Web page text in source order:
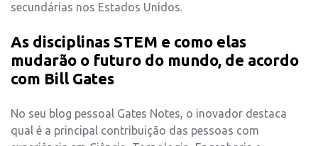
secundárias nos Estados Unidos.
As disciplinas STEM e como elas
mudarão o futuro do mundo, de acordo
com Bill Gates
No seu blog pessoal Gates Notes, o inovador destaca
qual é a principal contribuição das pessoas com